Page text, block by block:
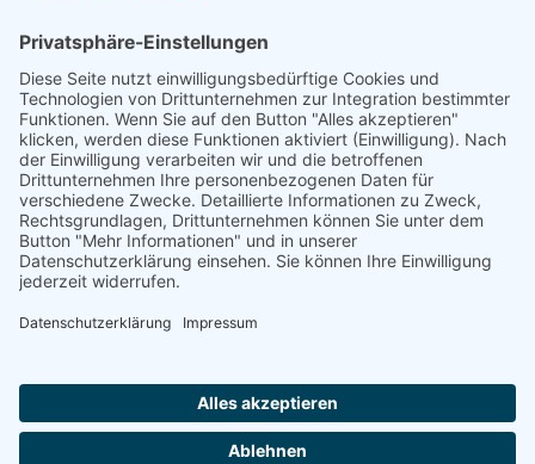
Datenschutzerklärung
Impressum
© GreenConnect®2000 - 2026